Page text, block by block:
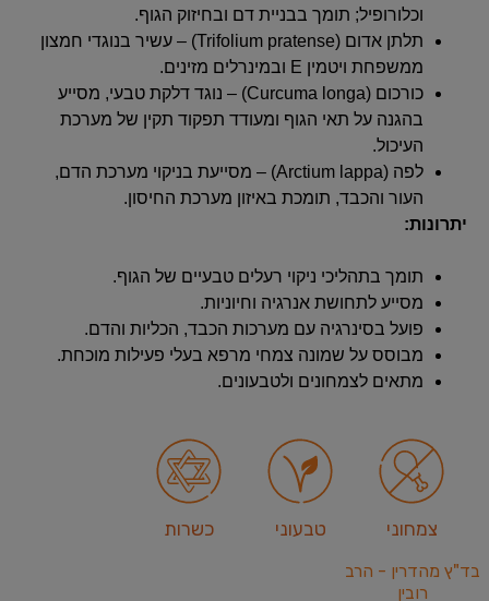
וכלורופיל; תומך בבניית דם ובחיזוק הגוף.
תלתן אדום (Trifolium pratense) – עשיר בנוגדי חמצון
ממשפחת ויטמין E ובמינרלים מזינים.
כורכום (Curcuma longa) – נוגד דלקת טבעי, מסייע
בהגנה על תאי הגוף ומעודד תפקוד תקין של מערכת
העיכול.
לפה (Arctium lappa) – מסייעת בניקוי מערכת הדם,
העור והכבד, תומכת באיזון מערכת החיסון.
יתרונות:
תומך בתהליכי ניקוי רעלים טבעיים של הגוף.
מסייע לתחושת אנרגיה וחיוניות.
פועל בסינרגיה עם מערכות הכבד, הכליות והדם.
מבוסס על שמונה צמחי מרפא בעלי פעילות מוכחת.
מתאים לצמחונים ולטבעונים.
צמחוני טבעוני כשרות
בד"ץ מהדרין - הרב
רובין